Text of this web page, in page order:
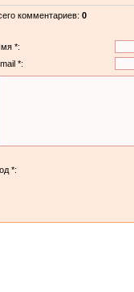
комментариев: 0
*:
*:
*: